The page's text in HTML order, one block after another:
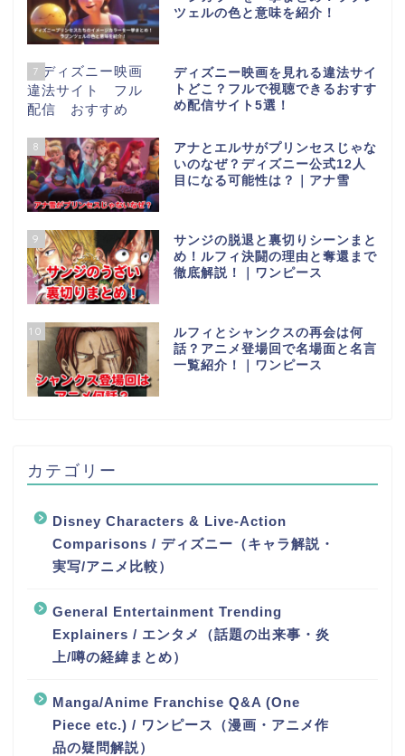
ツェルの色と意味を紹介！
7
ディズニー映画を見れる違法サイ
トどこ？フルで視聴できるおすす
め配信サイト5選！
8
アナとエルサがプリンセスじゃな
いのなぜ？ディズニー公式12人
目になる可能性は？｜アナ雪
9
サンジの脱退と裏切りシーンまと
め！ルフィ決闘の理由と奪還まで
徹底解説！｜ワンピース
10
ルフィとシャンクスの再会は何
話？アニメ登場回で名場面と名言
一覧紹介！｜ワンピース
カテゴリー
Disney Characters & Live-Action
Comparisons / ディズニー（キャラ解説・
実写/アニメ比較）
General Entertainment Trending
Explainers / エンタメ（話題の出来事・炎
上/噂の経緯まとめ）
Manga/Anime Franchise Q&A (One
Piece etc.) / ワンピース（漫画・アニメ作
品の疑問解説）